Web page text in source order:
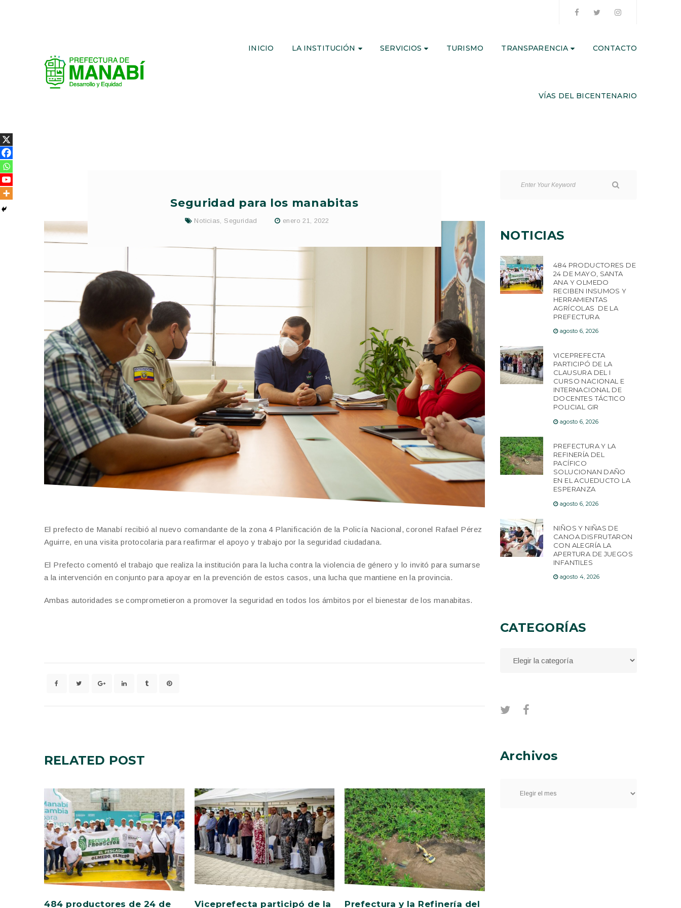
INICIO LA INSTITUCIÓN SERVICIOS TURISMO TRANSPARENCIA CONTACTO
VÍAS DEL BICENTENARIO
Seguridad para los manabitas
Noticias,Seguridad enero 21, 2022
El prefecto de Manabí recibió al nuevo comandante de la zona 4 Planificación de la Policía Nacional, coronel Rafael Pérez
Aguirre, en una visita protocolaria para reafirmar el apoyo y trabajo por la seguridad ciudadana.
El Prefecto comentó el trabajo que realiza la institución para la lucha contra la violencia de género y lo invitó para sumarse
a la intervención en conjunto para apoyar en la prevención de estos casos, una lucha que mantiene en la provincia.
Ambas autoridades se comprometieron a promover la seguridad en todos los ámbitos por el bienestar de los manabitas.
RELATED POST
484 productores de 24 de Viceprefecta participó de la Prefectura y la Refinería del
NOTICIAS
484 PRODUCTORES DE
24 DE MAYO, SANTA
ANA Y OLMEDO
RECIBEN INSUMOS Y
HERRAMIENTAS
AGRÍCOLAS DE LA
PREFECTURA
agosto 6, 2026
VICEPREFECTA
PARTICIPÓ DE LA
CLAUSURA DEL I
CURSO NACIONAL E
INTERNACIONAL DE
DOCENTES TÁCTICO
POLICIAL GIR
agosto 6, 2026
PREFECTURA Y LA
REFINERÍA DEL
PACÍFICO
SOLUCIONAN DAÑO
EN EL ACUEDUCTO LA
ESPERANZA
agosto 6, 2026
NIÑOS Y NIÑAS DE
CANOA DISFRUTARON
CON ALEGRÍA LA
APERTURA DE JUEGOS
INFANTILES
agosto 4, 2026
CATEGORÍAS
Archivos